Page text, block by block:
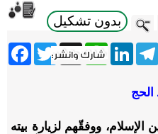
بدون تشكيل
Twitter X
WhatsApp
LinkedInTelegram
الإسلام، ووفقّهم لزيارة بيته